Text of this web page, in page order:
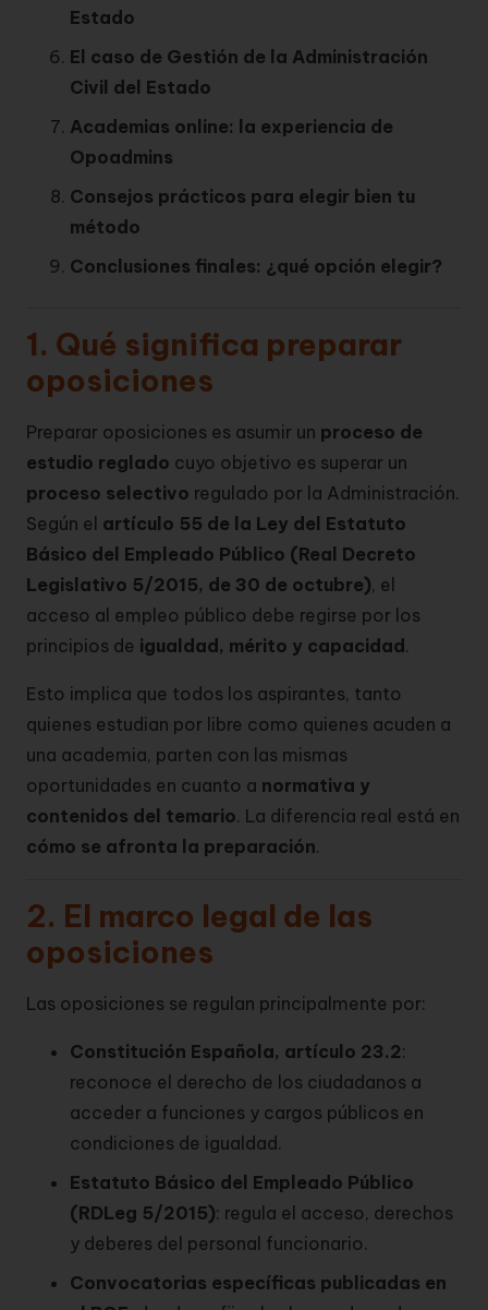
Estado
El caso de Gestión de la Administración
Civil del Estado
Academias online: la experiencia de
Opoadmins
Consejos prácticos para elegir bien tu
método
Conclusiones finales: ¿qué opción elegir?
1. Qué significa preparar
oposiciones
Preparar oposiciones es asumir un proceso de
estudio reglado cuyo objetivo es superar un
proceso selectivo regulado por la Administración.
Según el artículo 55 de la Ley del Estatuto
Básico del Empleado Público (Real Decreto
Legislativo 5/2015, de 30 de octubre), el
acceso al empleo público debe regirse por los
principios de igualdad, mérito y capacidad .
Esto implica que todos los aspirantes, tanto
quienes estudian por libre como quienes acuden a
una academia, parten con las mismas
oportunidades en cuanto a normativa y
contenidos del temario. La diferencia real está en
cómo se afronta la preparación.
2. El marco legal de las
oposiciones
Las oposiciones se regulan principalmente por:
Constitución Española, artículo 23.2:
reconoce el derecho de los ciudadanos a
acceder a funciones y cargos públicos en
condiciones de igualdad.
Estatuto Básico del Empleado Público
(RDLeg 5/2015): regula el acceso, derechos
y deberes del personal funcionario.
Convocatorias específicas publicadas en